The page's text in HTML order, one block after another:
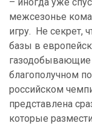
межсезонье
игру. Не секрет,
базы в
газодобывающие
благополучном
российском
представлена
которые